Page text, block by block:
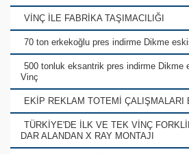
VİNÇ İLE FABRİKA TAŞIMACILIĞI
70 ton erkekoğlu pres indirme Dikme
500 tonluk eksantrik pres indirme Dikme
Vinç
EKİP REKLAM TOTEMİ ÇALIŞMALARI
TÜRKİYE'DE İLK VE TEK VİNÇ
DAR ALANDAN X RAY MONTAJI